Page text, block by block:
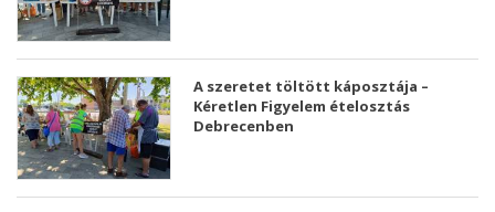
A szeretet töltött káposztája –
Kéretlen Figyelem ételosztás
Debrecenben